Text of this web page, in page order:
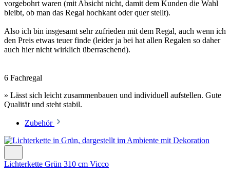
vorgebohrt waren (mit Absicht nicht, damit dem Kunden die Wahl
bleibt, ob man das Regal hochkant oder quer stellt).
Also ich bin insgesamt sehr zufrieden mit dem Regal, auch wenn ich
den Preis etwas teuer finde (leider ja bei hat allen Regalen so daher
auch hier nicht wirklich überraschend).
6 Fachregal
» Lässt sich leicht zusammenbauen und individuell aufstellen. Gute
Qualität und steht stabil.
Zubehör
Lichterkette Grün 310 cm Vicco